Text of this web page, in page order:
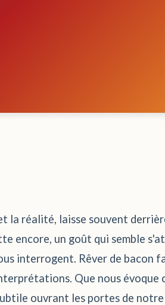
réalité, laisse souvent
encore, un goût qui semble
interrogent. Rêver de bacon
Que nous évoque
ouvrant les portes de